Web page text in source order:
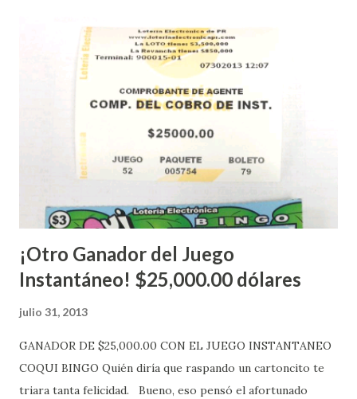
instantáneos”, indicó López. Sobre el sorteo de Powerball,
López explicó que el mismo se continuará realizando en los
Estados Unidos y los jugadores podrán conocer los
números ganadores del mismo a través de la página
aquellos con jugadas anticipadas de los sorteos locales (
Loto, Revancha, Pega 2, Pega 3 Pega 4 ) se les informará
Mientras, que l...
¡Otro Ganador del Juego
Instantáneo! $25,000.00 dólares
julio 31, 2013
GANADOR DE $25,000.00 CON EL JUEGO INSTANTANEO
COQUI BINGO Quién diría que raspando un cartoncito te
triara tanta felicidad. Bueno, eso pensó el afortunado